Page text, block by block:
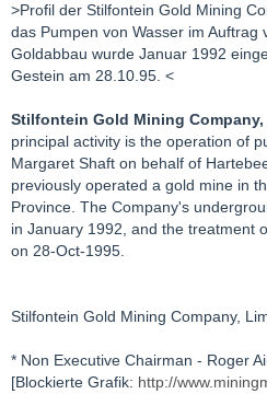
>Profil der Stilfontein Gold Mining
das Pumpen von Wasser im Auftrag
Goldabbau wurde Januar 1992
Gestein am 28.10.95. <
Stilfontein Gold Mining
principal activity is the operation of
Margaret Shaft on behalf of
previously operated a gold mine in
Province. The Company's
in January 1992, and the treatment
on 28-Oct-1995.
Stilfontein Gold Mining Company,
* Non Executive Chairman - Roger
[Blockierte Grafik: http://